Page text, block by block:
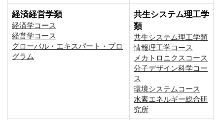
経済経営学類
経済学コース
経営学コース
グローバル・エキスパート・プロ
グラム
共生システム理工学
類
共生システム理工学類
情報理工学コース
メカトロニクスコース
分子デザイン科学コー
ス
環境システムコース
⽔素エネルギー総合研
究所